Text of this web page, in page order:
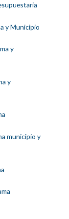
y Municipio
y
y
municipio y